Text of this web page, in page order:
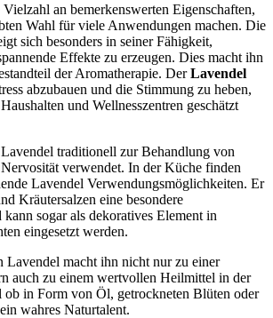
an bemerkenswerten Eigenschaften,
Wahl für viele Anwendungen machen. Die
sich besonders in seiner Fähigkeit,
Effekte zu erzeugen. Dies macht ihn
der Aromatherapie. DerLavendel
abzubauen und die Stimmung zu heben,
und Wellnesszentren geschätzt
traditionell zur Behandlung von
verwendet. In der Küche finden
Lavendel Verwendungsmöglichkeiten. Er
Kräutersalzen eine besondere
kann sogar als dekoratives Element in
eingesetzt werden.
macht ihn nicht nur zu einer
auch zu einem wertvollen Heilmittel in der
in Form von Öl, getrockneten Blüten oder
wahres Naturtalent.